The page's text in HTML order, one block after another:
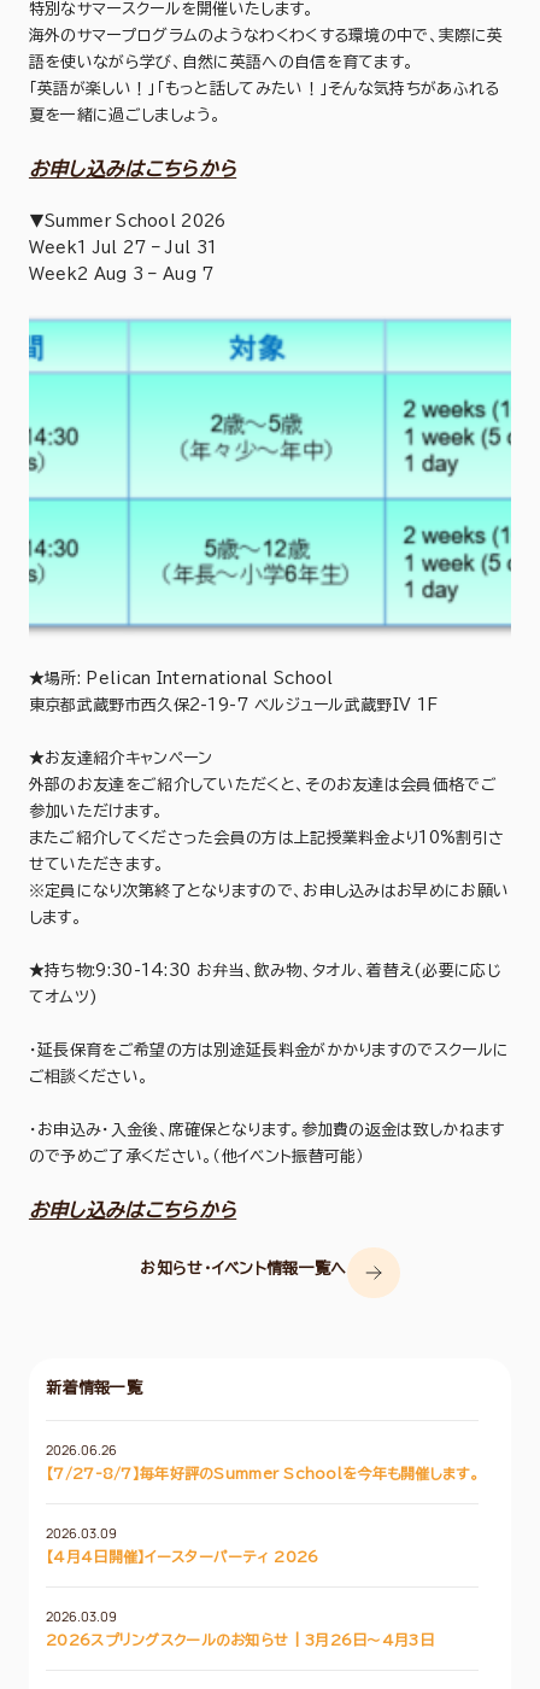
特別なサマースクールを開催いたします。
海外のサマープログラムのようなわくわくする環境の中で、実際に英
語を使いながら学び、自然に英語への自信を育てます。
「英語が楽しい！」「もっと話してみたい！」そんな気持ちがあふれる
夏を一緒に過ごしましょう。
お申し込みはこちらから
▼Summer School 2026
Week1 Jul 27 – Jul 31
Week2 Aug 3 – Aug 7
★場所: Pelican International School
東京都武蔵野市西久保2-19-7 ベルジュール武蔵野IV 1F
★お友達紹介キャンペーン
外部のお友達をご紹介していただくと、そのお友達は会員価格でご
参加いただけます。
またご紹介してくださった会員の方は上記授業料金より10%割引さ
せていただきます。
※定員になり次第終了となりますので、お申し込みはお早めにお願い
します。
★持ち物:9:30-14:30 お弁当、飲み物、タオル、着替え(必要に応じ
てオムツ)
・延長保育をご希望の方は別途延長料金がかかりますのでスクールに
ご相談ください。
・お申込み・入金後、席確保となります。参加費の返金は致しかねます
ので予めご了承ください。（他イベント振替可能）
お申し込みはこちらから
お知らせ・イベント情報一覧へ
新着情報一覧
2026.06.26
【7/27-8/7】毎年好評のSummer Schoolを今年も開催します。
2026.03.09
【4月4日開催】イースターパーティ 2026
2026.03.09
2026スプリングスクールのお知らせ | 3月26日～4月3日